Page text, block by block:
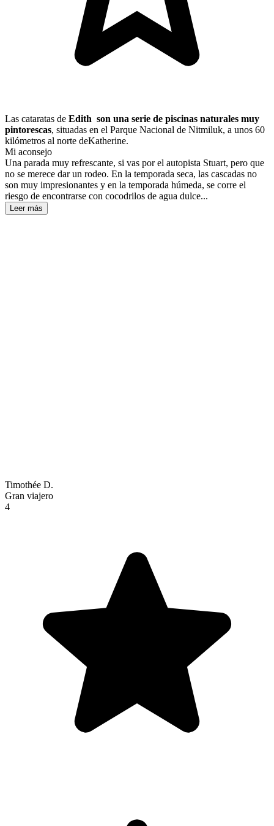
Las cataratas de Edith son una serie de piscinas naturales muy
pintorescas, situadas en el Parque Nacional de Nitmiluk, a unos 60
kilómetros al norte deKatherine.
Mi aconsejo
Una parada muy refrescante, si vas por el autopista Stuart, pero que
no se merece dar un rodeo. En la temporada seca, las cascadas no
son muy impresionantes y en la temporada húmeda, se corre el
riesgo de encontrarse con cocodrilos de agua dulce...
Leer más
Timothée D.
Gran viajero
4